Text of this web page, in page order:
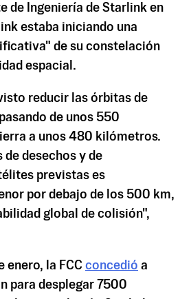
de Ingeniería de Starlink en
estaba iniciando una
de su constelación
espacial.
reducir las órbitas de
de unos 550
a unos 480 kilómetros.
de desechos y de
previstas es
por debajo de los 500 km,
global de colisión",
enero, la FCC concedió a
para desplegar 7500